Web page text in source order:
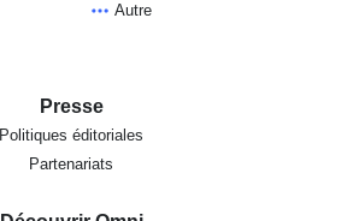
Autre
Presse
Politiques éditoriales
Partenariats